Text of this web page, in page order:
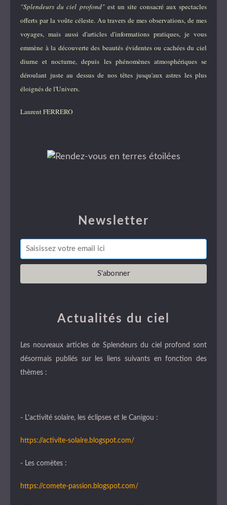
Newsletter
"Splendeurs du ciel profond"est un site consacré aux spectacles
offerts par la voûte céleste. Au travers de mes observations, de mes
voyages, mais aussi d'articles d'informations pratiques, je vous
emmène à la découverte des beautés évidentes ou cachées du ciel
diurne et nocturne, depuis les phénomènes atmosphériques se
déroulant juste au dessus de nos têtes jusqu'aux astres les plus
éloignés de l'Univers.
Laurent FERRERO
Actualités du ciel
Les nouveaux articles de Splendeurs du ciel profond sont
désormais publiés sur les liens suivants en fonction des
thèmes :
- L'activité solaire, les éclipses et le Canigou :
https://activite-solaire.blogspot.com/
- Les comètes :
https://comete-passion.blogspot.com/